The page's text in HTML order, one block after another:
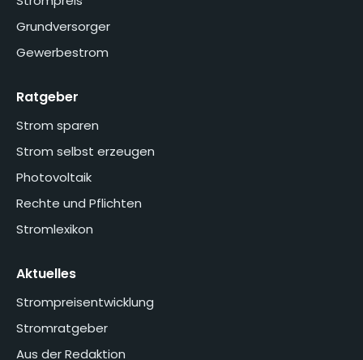
Grundversorger
Gewerbestrom
Ratgeber
Strom sparen
Strom selbst erzeugen
Photovoltaik
Rechte und Pflichten
Stromlexikon
Aktuelles
Strompreisentwicklung
Stromratgeber
Aus der Redaktion